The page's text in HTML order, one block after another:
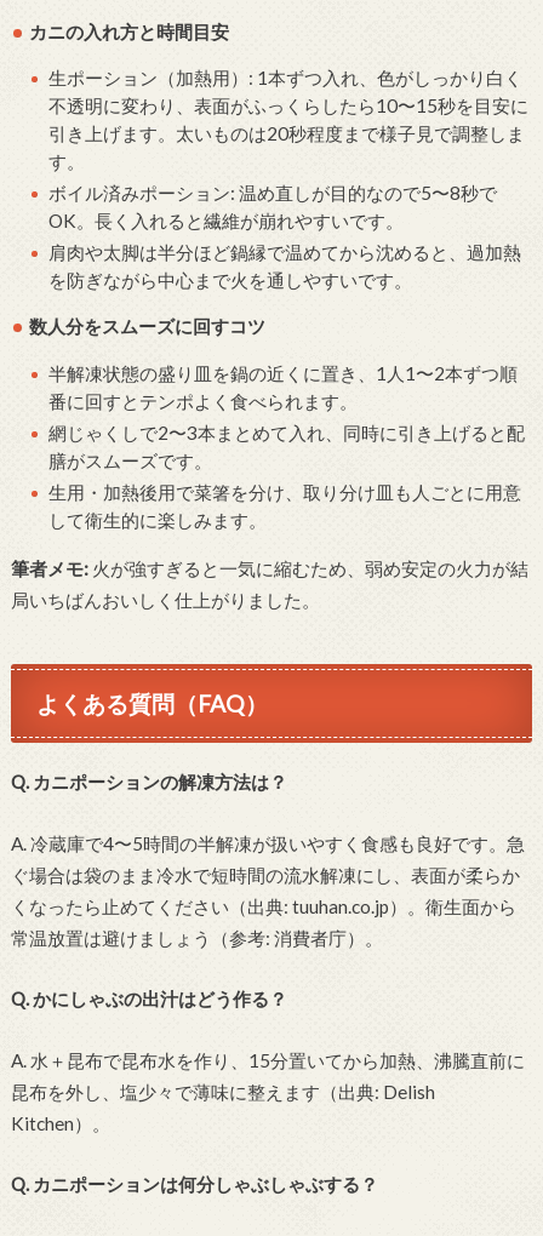
カニの入れ方と時間目安
生ポーション（加熱用）: 1本ずつ入れ、色がしっかり白く
不透明に変わり、表面がふっくらしたら10〜15秒を目安に
引き上げます。太いものは20秒程度まで様子見で調整しま
す。
ボイル済みポーション: 温め直しが目的なので5〜8秒で
OK。長く入れると繊維が崩れやすいです。
肩肉や太脚は半分ほど鍋縁で温めてから沈めると、過加熱
を防ぎながら中心まで火を通しやすいです。
数人分をスムーズに回すコツ
半解凍状態の盛り皿を鍋の近くに置き、1人1〜2本ずつ順
番に回すとテンポよく食べられます。
網じゃくしで2〜3本まとめて入れ、同時に引き上げると配
膳がスムーズです。
生用・加熱後用で菜箸を分け、取り分け皿も人ごとに用意
して衛生的に楽しみます。
筆者メモ:火が強すぎると一気に縮むため、弱め安定の火力が結
局いちばんおいしく仕上がりました。
よくある質問（FAQ）
Q. カニポーションの解凍方法は？
A. 冷蔵庫で4〜5時間の半解凍が扱いやすく食感も良好です。急
ぐ場合は袋のまま冷水で短時間の流水解凍にし、表面が柔らか
くなったら止めてください（出典: tuuhan.co.jp）。衛生面から
常温放置は避けましょう（参考: 消費者庁）。
Q. かにしゃぶの出汁はどう作る？
A. 水＋昆布で昆布水を作り、15分置いてから加熱、沸騰直前に
昆布を外し、塩少々で薄味に整えます（出典: Delish
Kitchen）。
Q. カニポーションは何分しゃぶしゃぶする？